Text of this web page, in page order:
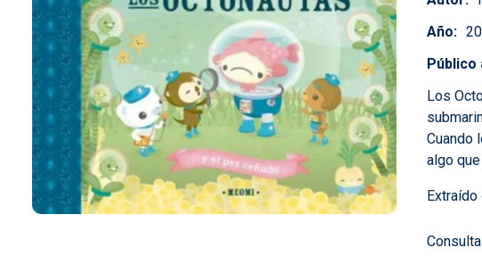
Año
Público
Los
Cuando
algo
Extraído